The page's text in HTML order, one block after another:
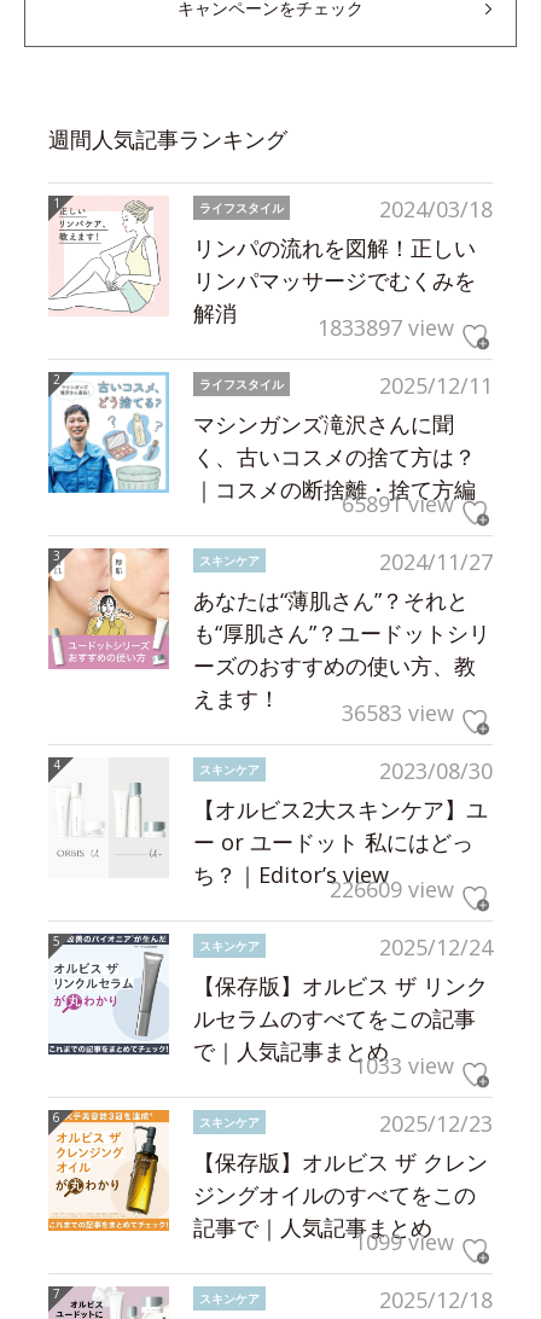
キャンペーンをチェック
週間人気記事ランキング
2024/03/18
ライフスタイル
リンパの流れを図解！正しい
リンパマッサージでむくみを
解消
1833897 view
2025/12/11
ライフスタイル
マシンガンズ滝沢さんに聞
く、古いコスメの捨て方は？
｜コスメの断捨離・捨て方編
65891 view
2024/11/27
スキンケア
あなたは“薄肌さん”？それと
も“厚肌さん”？ユードットシリ
ーズのおすすめの使い方、教
えます！
36583 view
2023/08/30
スキンケア
【オルビス2大スキンケア】ユ
ー or ユードット 私にはどっ
ち？｜Editor’s view226609 view
2025/12/24
スキンケア
【保存版】オルビス ザ リンク
ルセラムのすべてをこの記事
で｜人気記事まとめ1033 view
2025/12/23
スキンケア
【保存版】オルビス ザ クレン
ジングオイルのすべてをこの
記事で｜人気記事まとめ
1099 view
2025/12/18
スキンケア